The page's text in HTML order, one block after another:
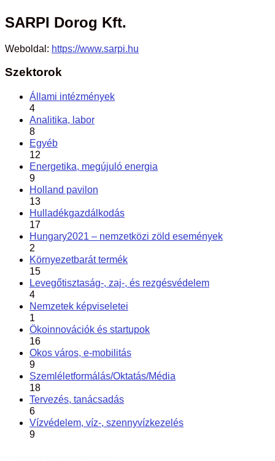
SARPI Dorog Kft.
Weboldal: https://www.sarpi.hu
Szektorok
Állami intézmények
4
Analitika, labor
8
Egyéb
12
Energetika, megújuló energia
9
Holland pavilon
13
Hulladékgazdálkodás
17
Hungary2021 – nemzetközi zöld események
2
Környezetbarát termék
15
Levegőtisztaság-, zaj-, és rezgésvédelem
4
Nemzetek képviseletei
1
Ökoinnovációk és startupok
16
Okos város, e-mobilitás
9
Szemléletformálás/Oktatás/Média
18
Tervezés, tanácsadás
6
Vízvédelem, víz-, szennyvízkezelés
9